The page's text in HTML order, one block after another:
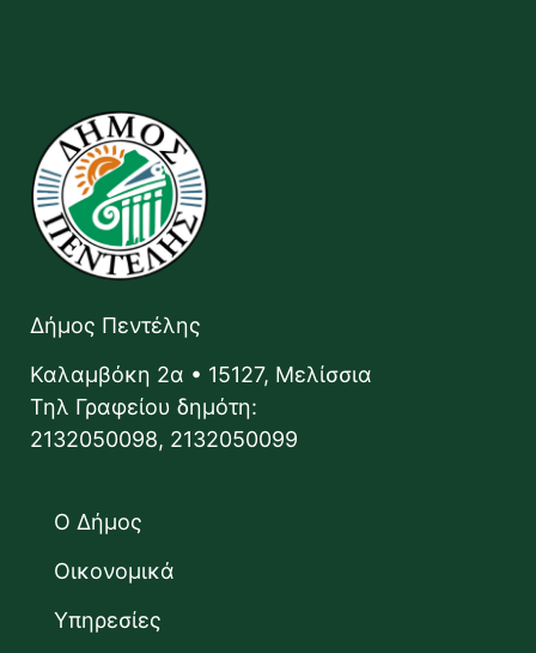
Δήμος Πεντέλης
Καλαμβόκη 2α • 15127, Μελίσσια
Τηλ Γραφείου δημότη:
2132050098, 2132050099
Ο Δήμος
Οικονομικά
Υπηρεσίες